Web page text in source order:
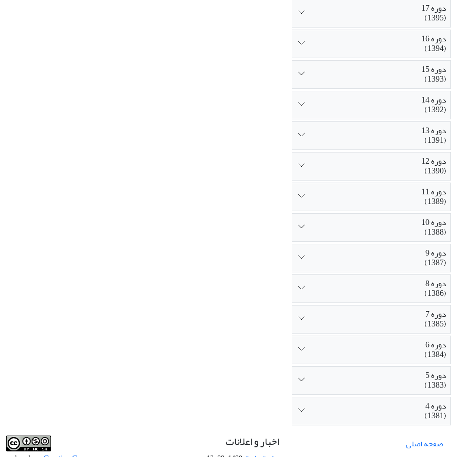
دوره 17
(1395)
دوره 16
(1394)
دوره 15
(1393)
دوره 14
(1392)
دوره 13
(1391)
دوره 12
(1390)
دوره 11
(1389)
دوره 10
(1388)
دوره 9
(1387)
دوره 8
(1386)
دوره 7
(1385)
دوره 6
(1384)
دوره 5
(1383)
دوره 4
(1381)
صفحه اصلی
اخبار و اعلانات